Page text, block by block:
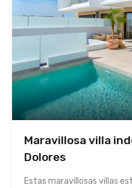
Maravillosa villa
Dolores
Estas maravillosas villas